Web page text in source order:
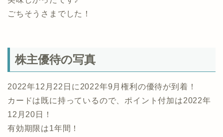
ごちそうさまでした！
株主優待の写真
2022年12月22日に2022年9月権利の優待が到着！
カードは既に持っているので、ポイント付加は2022年
12月20日！
有効期限は1年間！